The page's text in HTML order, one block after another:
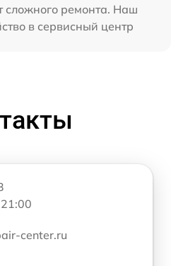
сложного ремонта. Наш
в сервисный центр
center.ru